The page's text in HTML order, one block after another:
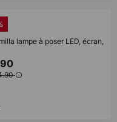
lampe à poser LED, écran,